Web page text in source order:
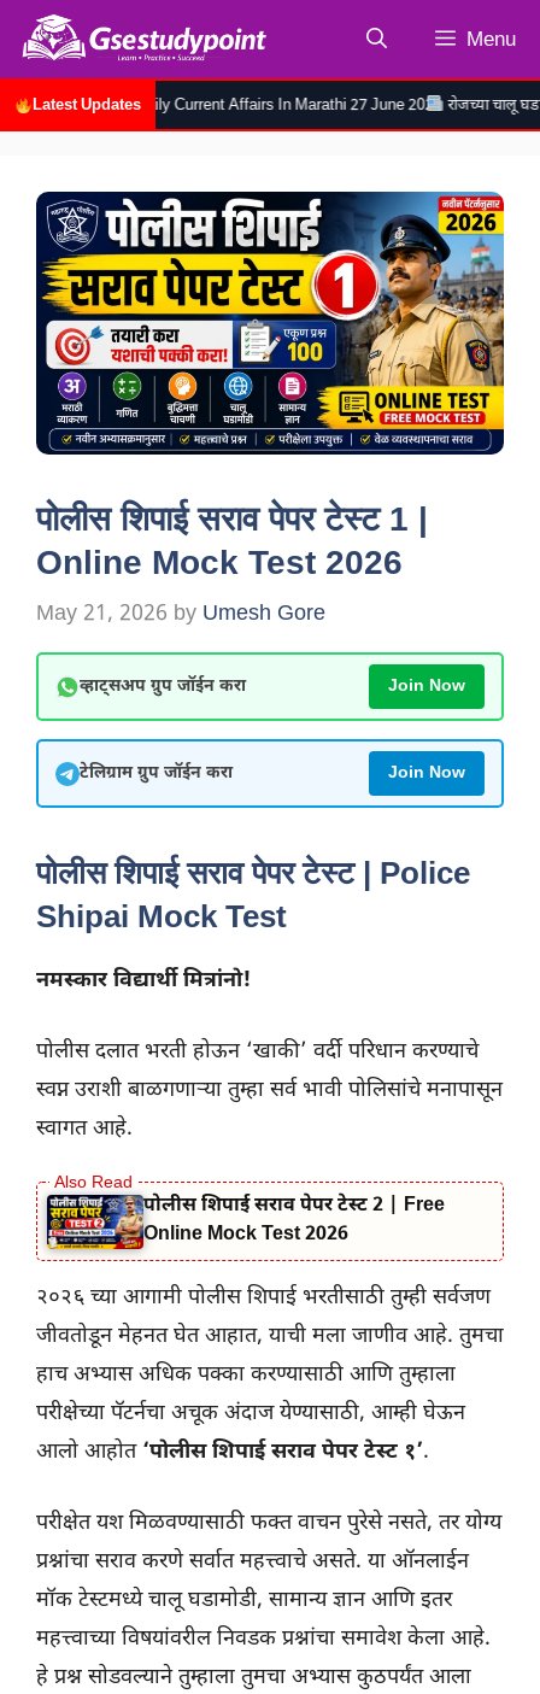
Skip
content
Menu
Latest Updates
| Daily Current Affairs In Marathi 27 June 2026रोजच्या चालू घडामोडी २६ जुन
पोलीस शिपाई सराव पेपर टेस्ट 1 |
Online Mock Test 2026
May 21, 2026 by Umesh Gore
व्हाट्सअप ग्रुप जॉईन करा Join Now
टेलिग्राम ग्रुप जॉईन करा Join Now
पोलीस शिपाई सराव पेपर टेस्ट | Police
Shipai Mock Test
नमस्कार विद्यार्थी मित्रांनो!
पोलीस दलात भरती होऊन ‘खाकी’ वर्दी परिधान करण्याचे
स्वप्न उराशी बाळगणाऱ्या तुम्हा सर्व भावी पोलिसांचे मनापासून
स्वागत आहे.
पोलीस शिपाई सराव पेपर टेस्ट 2 | Free
Online Mock Test 2026
२०२६ च्या आगामी पोलीस शिपाई भरतीसाठी तुम्ही सर्वजण
जीवतोडून मेहनत घेत आहात, याची मला जाणीव आहे. तुमचा
हाच अभ्यास अधिक पक्का करण्यासाठी आणि तुम्हाला
परीक्षेच्या पॅटर्नचा अचूक अंदाज येण्यासाठी, आम्ही घेऊन
आलो आहोत ‘पोलीस शिपाई सराव पेपर टेस्ट १’.
परीक्षेत यश मिळवण्यासाठी फक्त वाचन पुरेसे नसते, तर योग्य
प्रश्नांचा सराव करणे सर्वात महत्त्वाचे असते. या ऑनलाईन
मॉक टेस्टमध्ये चालू घडामोडी, सामान्य ज्ञान आणि इतर
महत्त्वाच्या विषयांवरील निवडक प्रश्नांचा समावेश केला आहे.
हे प्रश्न सोडवल्याने तुम्हाला तुमचा अभ्यास कुठपर्यंत आला